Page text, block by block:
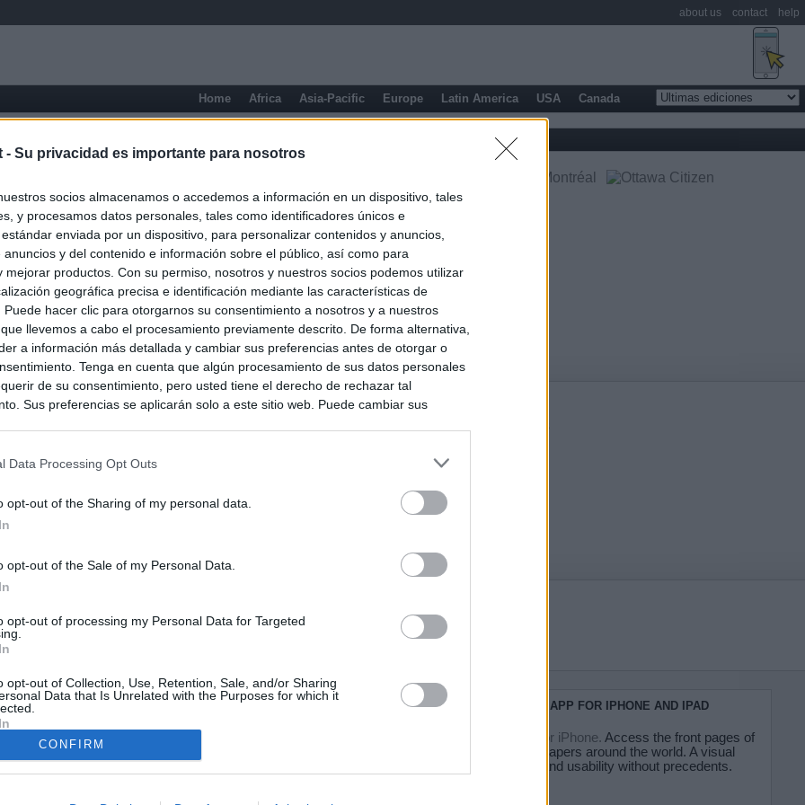
- Su privacidad es importante para nosotros
socios almacenamos o accedemos a información en un dispositivo, tales
y procesamos datos personales, tales como identificadores únicos e
enviada por un dispositivo, para personalizar contenidos y anuncios,
anuncios y del contenido e información sobre el público, así como para
mejorar productos. Con su permiso, nosotros y nuestros socios podemos utilizar
geográfica precisa e identificación mediante las características de
Puede hacer clic para otorgarnos su consentimiento a nosotros y a nuestros
llevemos a cabo el procesamiento previamente descrito. De forma alternativa,
a información más detallada y cambiar sus preferencias antes de otorgar o
Tenga en cuenta que algún procesamiento de sus datos personales
de su consentimiento, pero usted tiene el derecho de rechazar tal
Sus preferencias se aplicarán solo a este sitio web. Puede cambiar sus
Data Processing Opt Outs
opt-out of the Sharing of my personal data.
opt-out of the Sale of my Personal Data.
opt-out of processing my Personal Data for Targeted
opt-out of Collection, Use, Retention, Sale, and/or Sharing
Data that Is Unrelated with the Purposes for which it
CONFIRM
Home Africa Asia-Pacific Europe Latin America USA Canada
readable image taken from today's frontpage cover of each
KIOSKO.NET APP FOR IPHONE AND IPAD
Kiosko.net for iPhone. Access the front pages of
major newspapers around the world. A visual
experience and usability without precedents.
about us contact help